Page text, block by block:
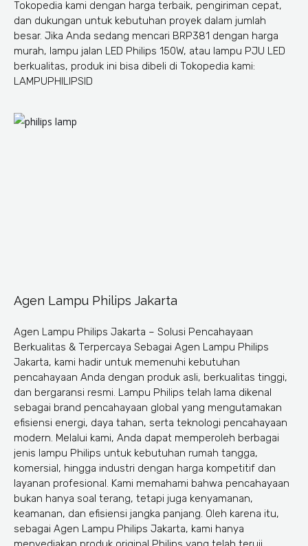
Tokopedia kami dengan harga terbaik, pengiriman cepat,
dan dukungan untuk kebutuhan proyek dalam jumlah
besar. Jika Anda sedang mencari BRP381 dengan harga
murah, lampu jalan LED Philips 150W, atau lampu PJU LED
berkualitas, produk ini bisa dibeli di Tokopedia kami:
LAMPUPHILIPSID
Agen Lampu Philips Jakarta
Agen Lampu Philips Jakarta – Solusi Pencahayaan
Berkualitas & Terpercaya Sebagai Agen Lampu Philips
Jakarta, kami hadir untuk memenuhi kebutuhan
pencahayaan Anda dengan produk asli, berkualitas tinggi,
dan bergaransi resmi. Lampu Philips telah lama dikenal
sebagai brand pencahayaan global yang mengutamakan
efisiensi energi, daya tahan, serta teknologi pencahayaan
modern. Melalui kami, Anda dapat memperoleh berbagai
jenis lampu Philips untuk kebutuhan rumah tangga,
komersial, hingga industri dengan harga kompetitif dan
layanan profesional. Kami memahami bahwa pencahayaan
bukan hanya soal terang, tetapi juga kenyamanan,
keamanan, dan efisiensi jangka panjang. Oleh karena itu,
sebagai Agen Lampu Philips Jakarta, kami hanya